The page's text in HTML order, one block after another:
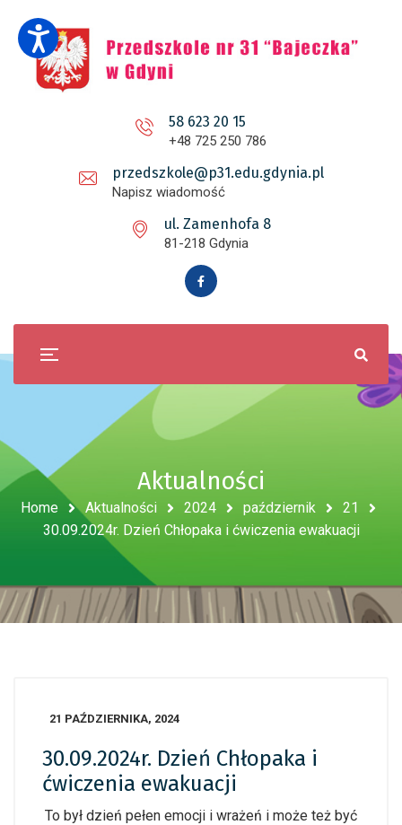
58 623 20 15
+48 725 250 786
przedszkole@p31.edu.gdynia.pl
Napisz wiadomość
ul. Zamenhofa 8
81-218 Gdynia
Aktualności
Home Aktualności 2024 październik
21
30.09.2024r. Dzień Chłopaka i ćwiczenia ewakuacji
21 PAŹDZIERNIKA, 2024
30.09.2024r. Dzień Chłopaka i
ćwiczenia ewakuacji
To był dzień pełen emocji i wrażeń i może też być